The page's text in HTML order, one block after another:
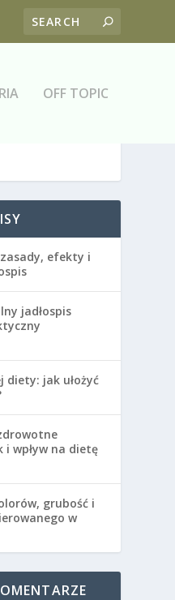
OFF TOPIC
efekty i
jadłospis
diety: jak ułożyć
i wpływ na dietę
grubość i
w